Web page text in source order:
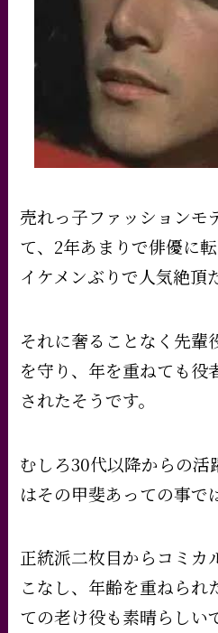
売れっ子ファッションモ
て、2年あまりで俳優に
イケメンぶりで人気絶頂
それに奢ることなく先輩
を守り、年を重ねても役
されたそうです。
むしろ30代以降からの活
はその甲斐あっての事で
正統派二枚目からコミカ
こなし、年齢を重ねられ
ての老け役も素晴らしい